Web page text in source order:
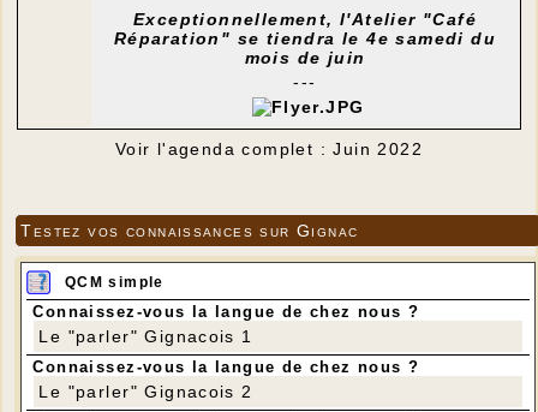
Exceptionnellement, l'Atelier "Café
Réparation" se tiendra le 4e samedi du
mois de juin
---
Voir l'agenda complet : Juin 2022
Testez vos connaissances sur Gignac
QCM simple
Connaissez-vous la langue de chez nous ?
Le "parler" Gignacois 1
Connaissez-vous la langue de chez nous ?
Le "parler" Gignacois 2